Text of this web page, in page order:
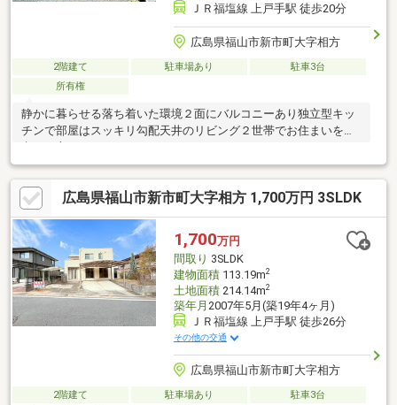
ＪＲ福塩線 上戸手駅 徒歩20分
広島県福山市新市町大字相方
2階建て 駐車場あり
駐車3台
所有権
静かに暮らせる落ち着いた環境２面にバルコニーあり独立型キッ
チンで部屋はスッキリ勾配天井のリビング２世帯でお住まいをお
広島県福山市新市町大字相方 1,700万円 3SLDK
1,700万円
間取り 3SLDK
建物面積113.19m2
土地面積214.14m2
築年月 2007年5月(築19年4ヶ月)
ＪＲ福塩線 上戸手駅 徒歩26分
その他の交通
広島県福山市新市町大字相方
2階建て 駐車場あり
駐車3台